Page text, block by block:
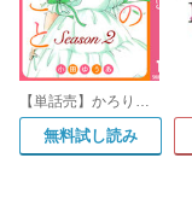
【単話売】かろりのつやごと Season2
無料試し読み